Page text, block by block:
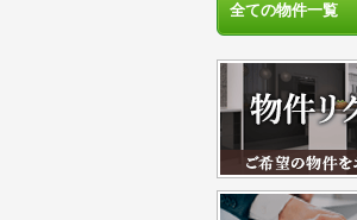
全ての物件一覧